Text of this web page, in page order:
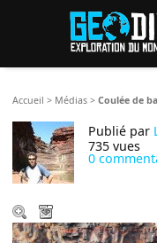
Accueil > Médias >Coulée de
Publié par
735 vues
0